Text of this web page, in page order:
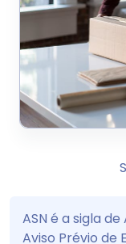
ASN é a sigla
Aviso Prévio de